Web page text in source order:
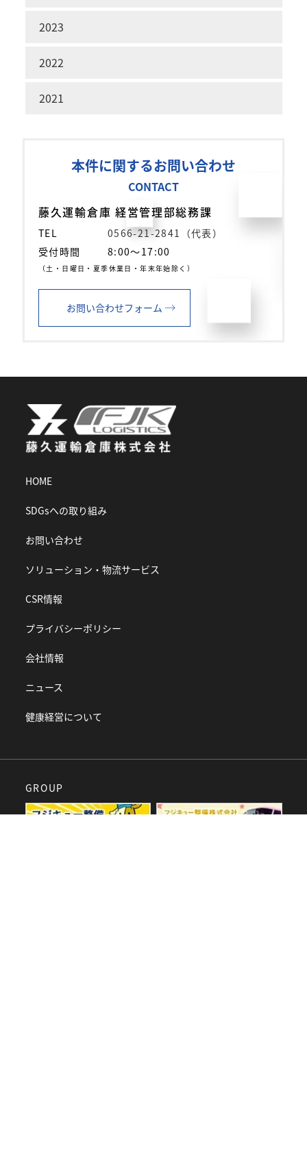
2023
2022
2021
本件に関するお問い合わせ
CONTACT
藤久運輸倉庫 経営管理部総務課
TEL
0566-21-2841（代表）
受付時間
8:00～17:00
（土・日曜日・夏季休業日・年末年始除く）
お問い合わせフォーム →
HOME
SDGsへの取り組み
お問い合わせ
ソリューション・物流サービス
CSR情報
プライバシーポリシー
会社情報
ニュース
健康経営について
GROUP